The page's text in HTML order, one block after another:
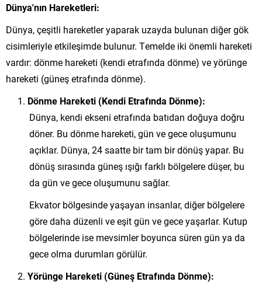
Dünya'nın Hareketleri:
Dünya, çeşitli hareketler yaparak uzayda bulunan diğer gök
cisimleriyle etkileşimde bulunur. Temelde iki önemli hareketi
vardır: dönme hareketi (kendi etrafında dönme) ve yörünge
hareketi (güneş etrafında dönme).
Dönme Hareketi (Kendi Etrafında Dönme):
Dünya, kendi ekseni etrafında batıdan doğuya doğru
döner. Bu dönme hareketi, gün ve gece oluşumunu
açıklar. Dünya, 24 saatte bir tam bir dönüş yapar. Bu
dönüş sırasında güneş ışığı farklı bölgelere düşer, bu
da gün ve gece oluşumunu sağlar.
Ekvator bölgesinde yaşayan insanlar, diğer bölgelere
göre daha düzenli ve eşit gün ve gece yaşarlar. Kutup
bölgelerinde ise mevsimler boyunca süren gün ya da
gece olma durumları görülür.
Yörünge Hareketi (Güneş Etrafında Dönme):